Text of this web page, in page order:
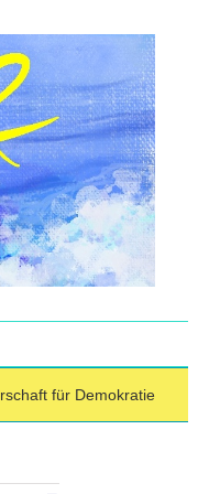
für Demokratie